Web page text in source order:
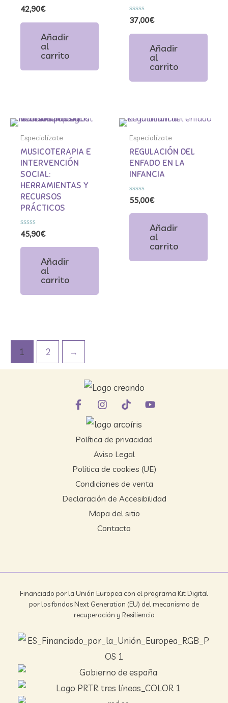
Valorado
con
0
42,90€
Añadir
al
carrito
Valorado
con
0
37,00€
Añadir
al
carrito
Especialízate
MUSICOTERAPIA E
INTERVENCIÓN
SOCIAL:
HERRAMIENTAS Y
RECURSOS
PRÁCTICOS
Valorado
con
0
45,90€
Añadir
al
carrito
Especialízate
Especialízate
REGULACIÓN DEL
ENFADO EN LA
INFANCIA
Valorado
con
0
55,00€
Añadir
al
carrito
1 2 →
Política de privacidad
Aviso Legal
Política de cookies (UE)
Condiciones de venta
Declaración de Accesibilidad
Mapa del sitio
Contacto
Financiado por la Unión Europea con el programa Kit Digital
por los fondos Next Generation (EU) del mecanismo de
recuperación y Resiliencia